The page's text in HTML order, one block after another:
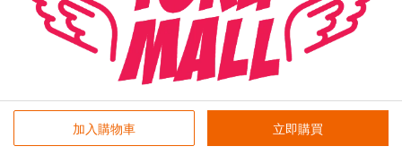
加入購物車 立即購買